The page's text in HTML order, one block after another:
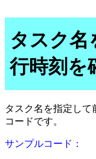
タスク名
行時刻を
タスク名を指定し
コードです。
サンプルコード：